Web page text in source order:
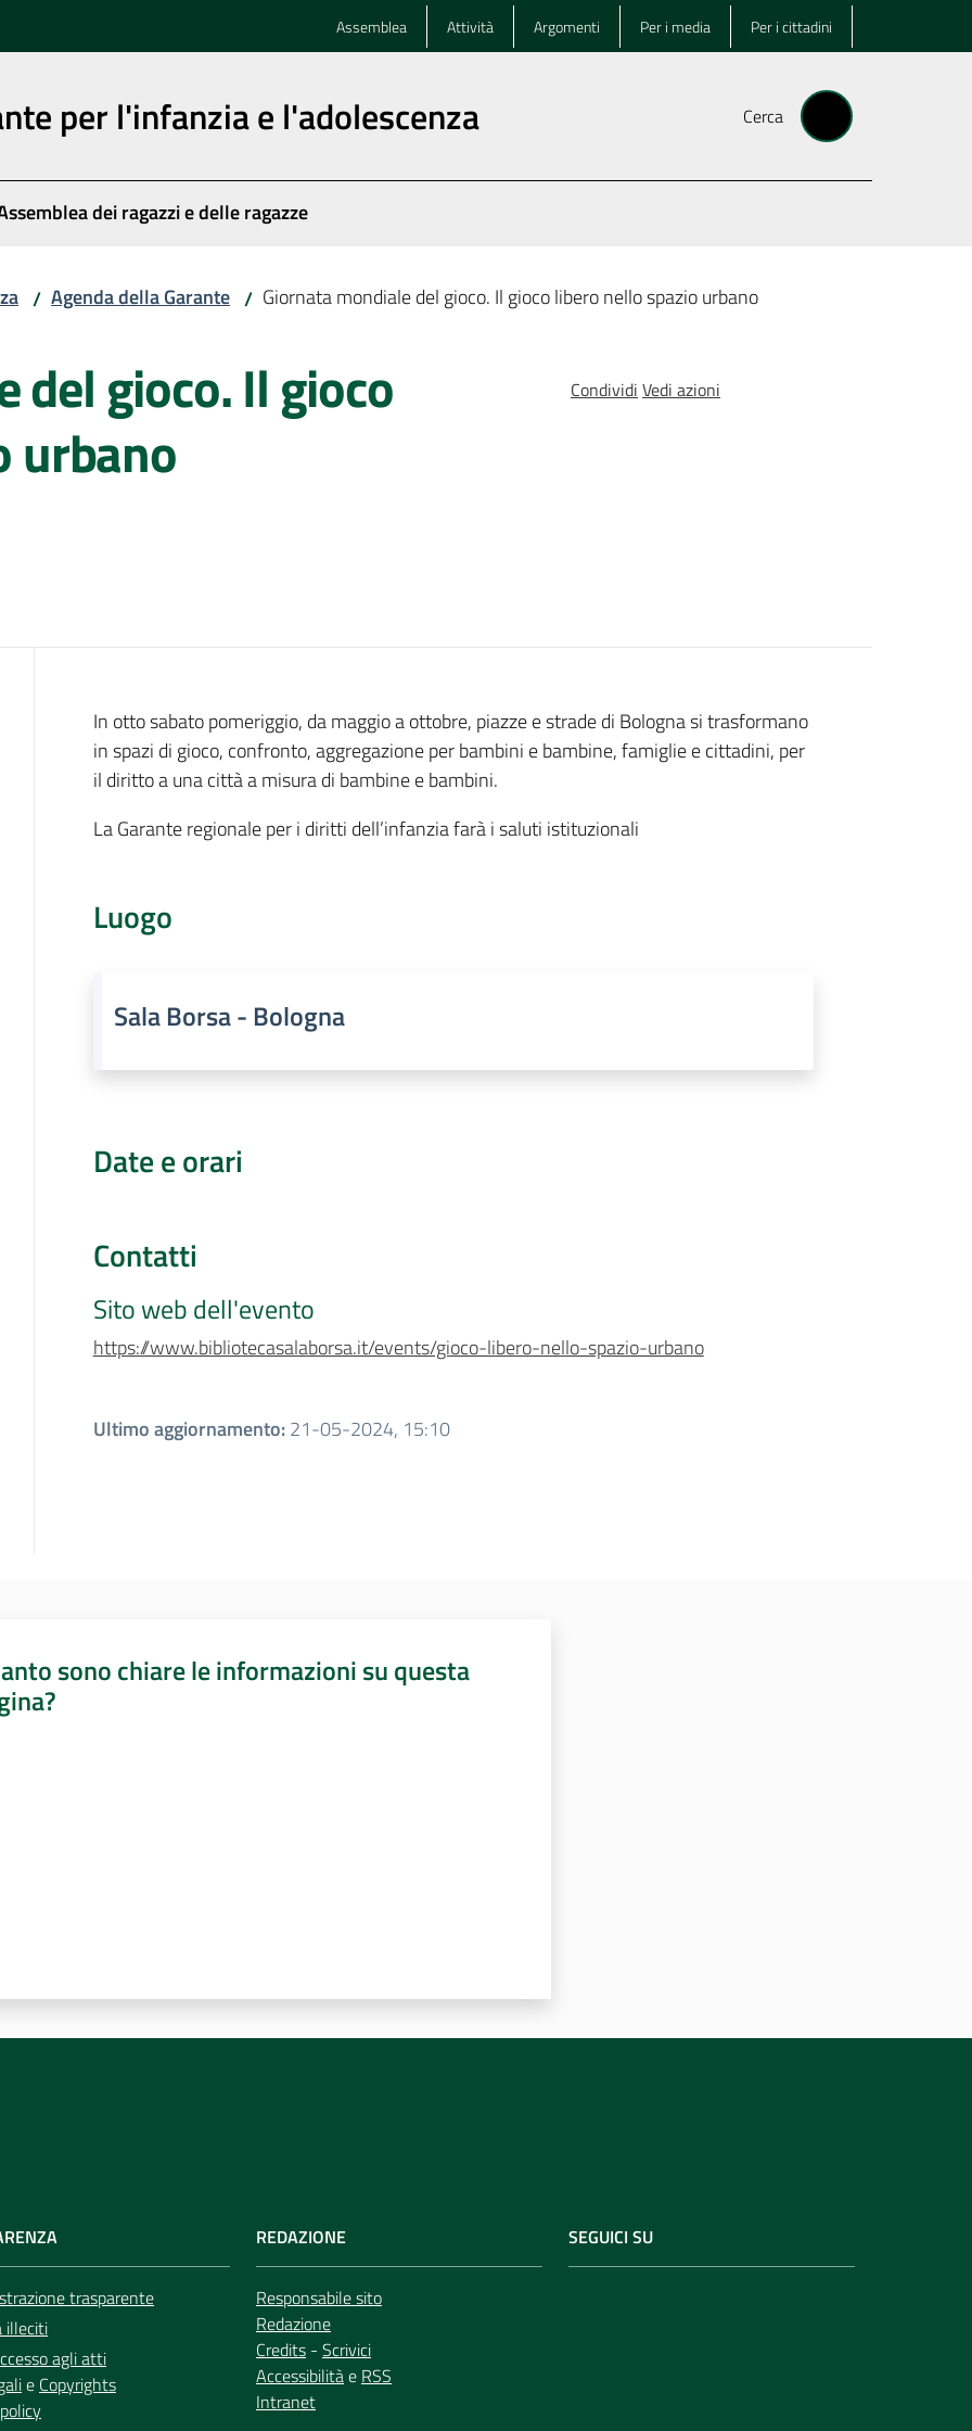
Assemblea Attività Argomenti Per i media Per i cittadini
per l'infanzia e l'adolescenza Cerca
dei ragazzi e delle ragazze
/ Agenda della Garante / Giornata mondiale del gioco. Il gioco libero nello spazio urbano
del gioco. Il gioco
urbano
Condividi Vedi azioni
Cos'è
In otto sabato pomeriggio, da maggio a ottobre, piazze e strade di Bologna si trasformano
in spazi di gioco, confronto, aggregazione per bambini e bambine, famiglie e cittadini, per
il diritto a una città a misura di bambine e bambini.
La Garante regionale per i diritti dell’infanzia farà i saluti istituzionali
Luogo
Sala Borsa - Bologna
Date e orari
Contatti
Sito web dell'evento
https://www.bibliotecasalaborsa.it/events/gioco-libero-nello-spazio-urbano
Ultimo aggiornamento:21-05-2024, 15:10
sono chiare le informazioni su questa
trasparente
illeciti
agli atti
e Copyrights
REDAZIONE
Responsabile sito
Redazione
Credits - Scrivici
Accessibilitàe RSS
Intranet
SEGUICI SU